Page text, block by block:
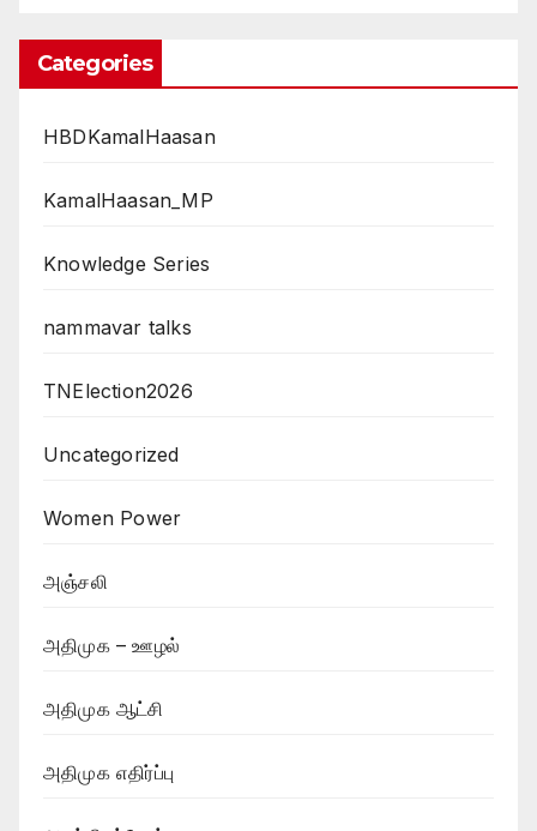
Categories
HBDKamalHaasan
KamalHaasan_MP
Knowledge Series
nammavar talks
TNElection2026
Uncategorized
Women Power
அஞ்சலி
அதிமுக – ஊழல்
அதிமுக ஆட்சி
அதிமுக எதிர்ப்பு